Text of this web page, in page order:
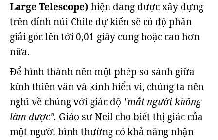
Large Telescope) hiện đang được xây dựng
trên đỉnh núi Chile dự kiến sẽ có độ phân
giải góc lên tới 0,01 giây cung hoặc cao hơn
nữa.
Để hình thành nên một phép so sánh giữa
kính thiên văn và kính hiển vi, chúng ta nên
nghĩ về chúng với giác độ "mắt người không
làm được". Giáo sư Neil cho biết thị giác của
một người bình thường có khả năng nhận